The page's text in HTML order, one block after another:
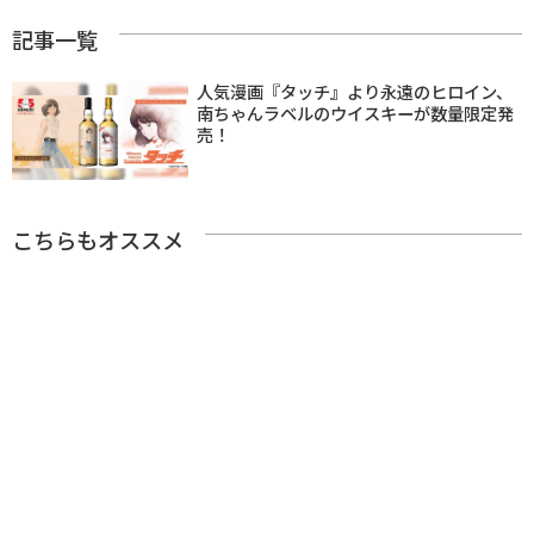
記事一覧
人気漫画『タッチ』より永遠のヒロイン、
南ちゃんラベルのウイスキーが数量限定発
売！
こちらもオススメ